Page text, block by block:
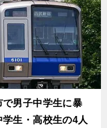
男子中学生に暴
生・高校生の4人